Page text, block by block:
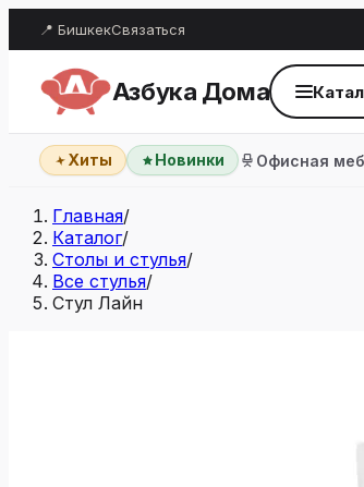
📍 БишкекСвязаться
Азбука Дома
Хиты Новинки Офисная
Главная/
Каталог/
Столы и стулья/
Все стулья/
Стул Лайн